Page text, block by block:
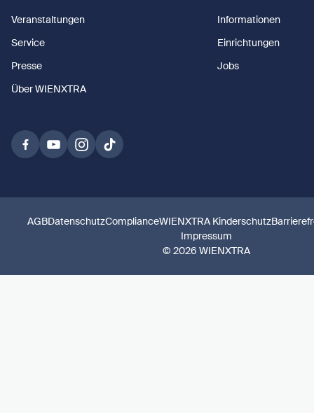
Veranstaltungen
Informationen
Service
Einrichtungen
Presse
Jobs
Über WIENXTRA
© 2026 WIENXTRA
AGBDatenschutzComplianceWIENXTRA Kinderschutz
Impressum